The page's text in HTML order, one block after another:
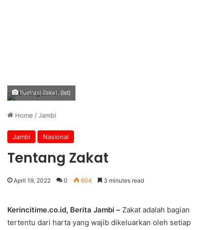
Ilustrasi Zakat. (Ist)
Home /Jambi
Jambi Nasional
Tentang Zakat
April 19, 2022 0 604 3 minutes read
Kerincitime.co.id, Berita Jambi – Zakat adalah bagian
tertentu dari harta yang wajib dikeluarkan oleh setiap